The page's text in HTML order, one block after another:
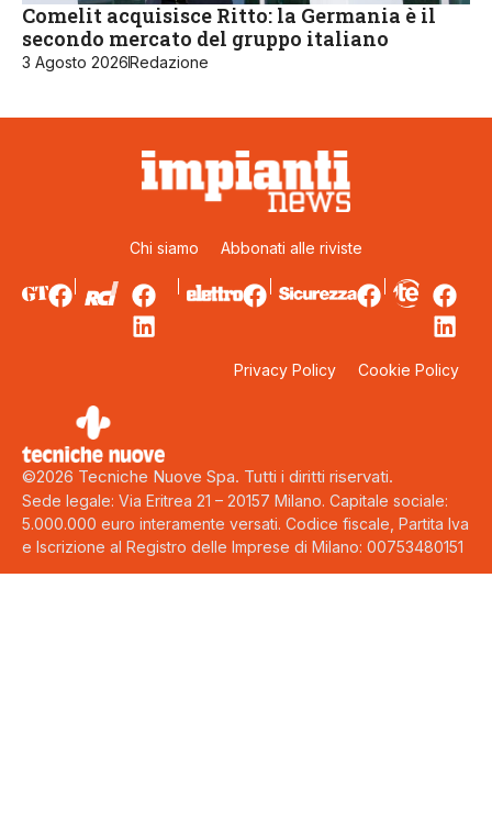
Comelit acquisisce Ritto: la Germania è il
secondo mercato del gruppo italiano
3 Agosto 2026Redazione
Chi siamo Abbonati alle riviste
Privacy Policy Cookie Policy
©2026 Tecniche Nuove Spa. Tutti i diritti riservati.
Sede legale: Via Eritrea 21 – 20157 Milano. Capitale sociale:
5.000.000 euro interamente versati. Codice fiscale, Partita Iva
e Iscrizione al Registro delle Imprese di Milano: 00753480151